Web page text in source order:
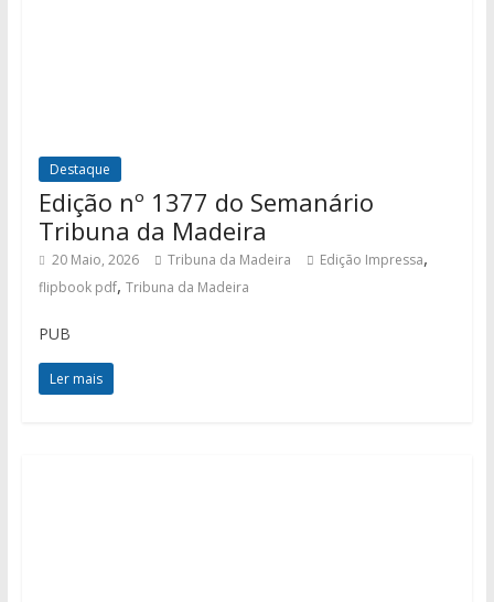
Destaque
Edição nº 1377 do Semanário
Tribuna da Madeira
20 Maio, 2026 Tribuna da Madeira Edição Impressa,
flipbook pdf, Tribuna da Madeira
PUB
Ler mais